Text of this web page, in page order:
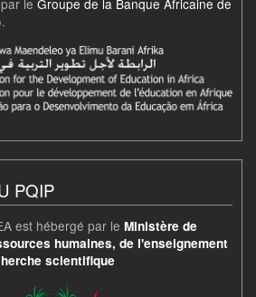
.
PQIP
est hébergé par le Ministère de
humaines, de l'enseignement
scientifique